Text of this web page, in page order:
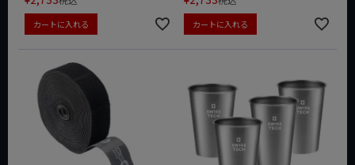
カートに入れる カートに入れる